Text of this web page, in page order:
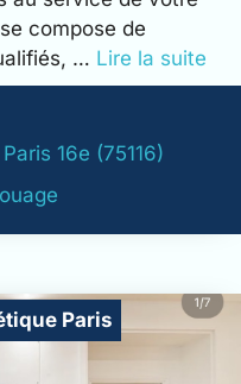
compose de
… Lire la suite
Paris 16e (75116)
Paris